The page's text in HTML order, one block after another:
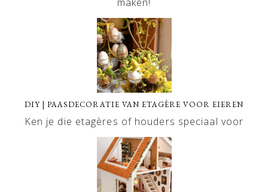
DIY | PAASDECORATIE VAN ETAGÈRE VOOR EIEREN
Ken je die etagères of houders speciaal voor